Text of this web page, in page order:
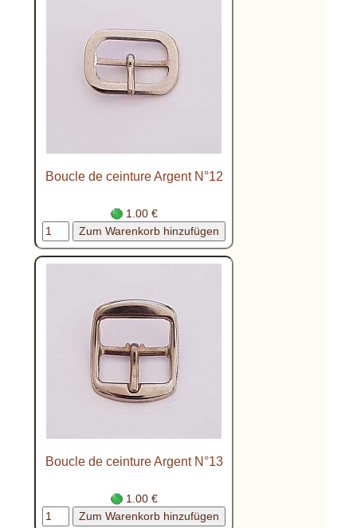
Boucle de ceinture Argent N°12
1.00 €
Boucle de ceinture Argent N°13
1.00 €